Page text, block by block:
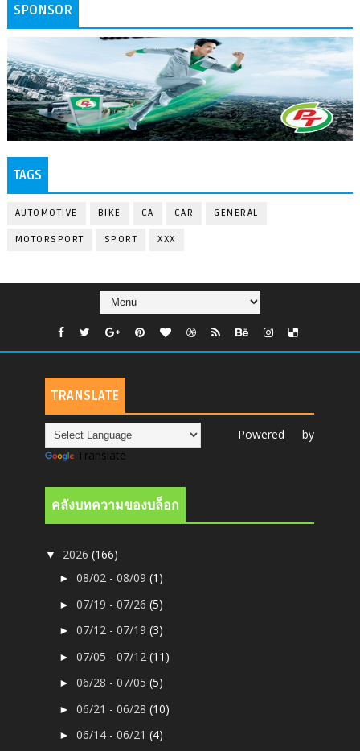
SPONSOR
TAGS
AUTOMOTIVE BIKE CA CAR GENERAL
MOTORSPORT SPORT XXX
TRANSLATE
Powered by
Translate
คลังบทความของบล็อก
▼ 2026(166)
►08/02 - 08/09(1)
►07/19 - 07/26(5)
►07/12 - 07/19(3)
►07/05 - 07/12(11)
►06/28 - 07/05(5)
►06/21 - 06/28(10)
►06/14 - 06/21(4)